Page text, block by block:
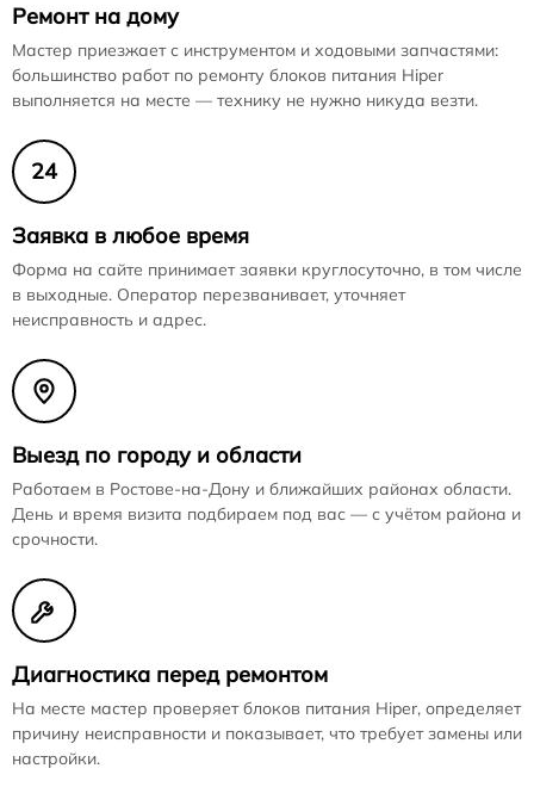
Ремонт на дому
Мастер приезжает с инструментом и ходовыми запчастями:
большинство работ по ремонту блоков питания Hiper
выполняется на месте — технику не нужно никуда везти.
24
Заявка в любое время
Форма на сайте принимает заявки круглосуточно, в том числе
в выходные. Оператор перезванивает, уточняет
неисправность и адрес.
Выезд по городу и области
Работаем в Ростове-на-Дону и ближайших районах области.
День и время визита подбираем под вас — с учётом района и
срочности.
Диагностика перед ремонтом
На месте мастер проверяет блоков питания Hiper, определяет
причину неисправности и показывает, что требует замены или
настройки.